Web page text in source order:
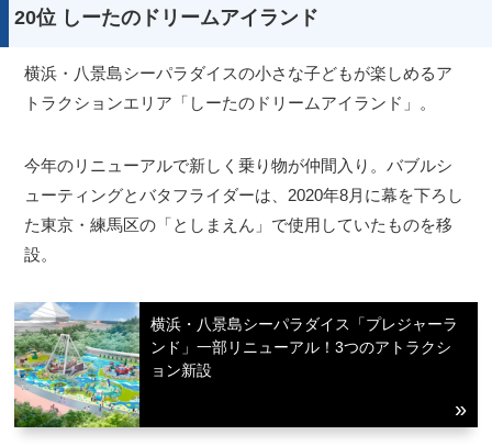
20位 しーたのドリームアイランド
横浜・八景島シーパラダイスの小さな子どもが楽しめるア
トラクションエリア「しーたのドリームアイランド」。
今年のリニューアルで新しく乗り物が仲間入り。バブルシ
ューティングとバタフライダーは、2020年8月に幕を下ろし
た東京・練馬区の「としまえん」で使用していたものを移
設。
横浜・八景島シーパラダイス「プレジャーラ
ンド」一部リニューアル！3つのアトラクシ
ョン新設